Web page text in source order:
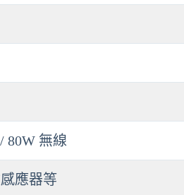
80W 無線
應器等